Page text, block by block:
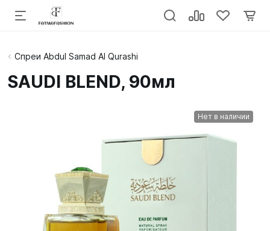
Спреи Abdul Samad Al Qurashi
SAUDI BLEND, 90мл
Нет в наличии